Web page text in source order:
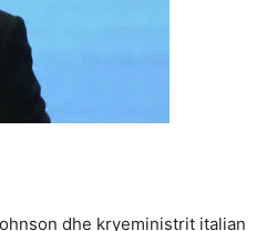
dhe kryeministrit italian